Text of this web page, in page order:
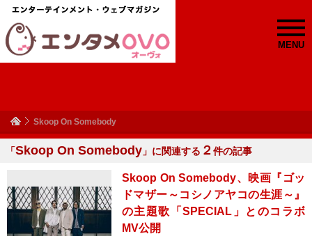
MENU
Skoop On Somebody
「Skoop On Somebody 」に関連する ２件の記事
Skoop On Somebody、映画『ゴッ
ドマザー～コシノアヤコの生涯～』
の主題歌「SPECIAL」とのコラボ
MV公開